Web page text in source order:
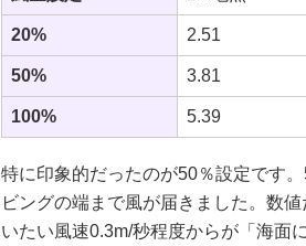
20% 2.51
50% 3.81
100% 5.39
特に印象的だったのが50％設定です
ビングの端まで風が届きました。数
いたい風速0.3m/秒程度からが「海面